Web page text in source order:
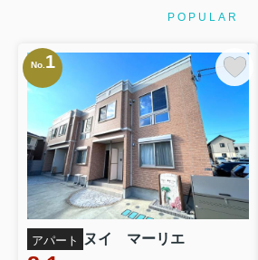
POPULAR
No.1
アパート ヌイ マーリエ